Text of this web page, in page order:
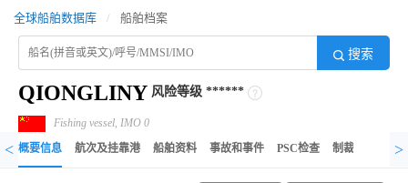
全球船舶数据库 / 船舶档案
搜索
QIONGLINY 风险等级 ******
Fishing vessel, IMO 0
< 概要信息 航次及挂靠港 船舶资料 事故和事件 PSC检查 制裁记录 异
>